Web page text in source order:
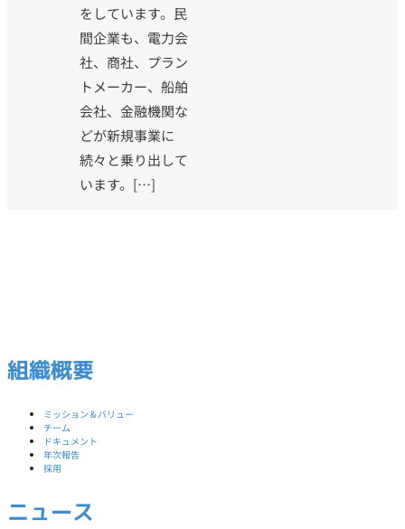
をしています。民
間企業も、電力会
社、商社、プラン
トメーカー、船舶
会社、金融機関な
どが新規事業に
続々と乗り出して
います。[…]
組織概要
ミッション＆バリュー
チーム
ドキュメント
年次報告
採用
ニュース